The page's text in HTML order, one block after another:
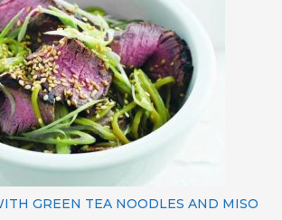
GREEN TEA NOODLES AND MISO